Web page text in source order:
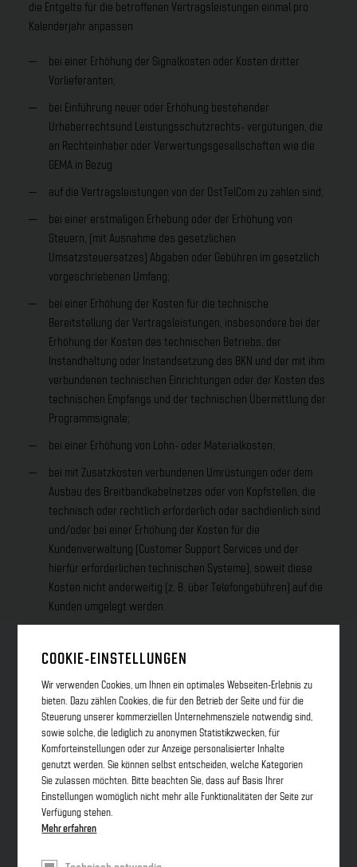
die Entgelte für die betroffenen Vertragsleistungen einmal pro
Kalenderjahr anpassen
bei einer Erhöhung der Signalkosten oder Kosten dritter
Vorlieferanten;
bei Einführung neuer oder Erhöhung bestehender
Urheberrechtsund Leistungsschutzrechts- vergütungen, die
an Rechteinhaber oder Verwertungsgesellschaften wie die
GEMA in Bezug
auf die Vertragsleistungen von der OstTelCom zu zahlen sind;
bei einer erstmaligen Erhebung oder der Erhöhung von
Steuern, (mit Ausnahme des gesetzlichen
Umsatzsteuersatzes) Abgaben oder Gebühren im gesetzlich
vorgeschriebenen Umfang;
bei einer Erhöhung der Kosten für die technische
Bereitstellung der Vertragsleistungen, insbesondere bei der
Erhöhung der Kosten des technischen Betriebs, der
Instandhaltung oder Instandsetzung des BKN und der mit ihm
verbundenen technischen Einrichtungen oder der Kosten des
technischen Empfangs und der technischen Übermittlung der
Programmsignale;
bei einer Erhöhung von Lohn- oder Materialkosten;
bei mit Zusatzkosten verbundenen Umrüstungen oder dem
Ausbau des Breitbandkabelnetzes oder von Kopfstellen, die
technisch oder rechtlich erforderlich oder sachdienlich sind
und/oder bei einer Erhöhung der Kosten für die
Kundenverwaltung (Customer Support Services und der
hierfür erforderlichen technischen Systeme), soweit diese
Kosten nicht anderweitig (z. B. über Telefongebühren) auf die
Kunden umgelegt werden.
bis zur Höhe der auf die Vertragsleistungen entfallenden
Kostenerhöhung;
gemäß dem Anteil, den der erhöhte Kostenbestandteil an den
auf die Vertragsleistungen
entfallenden Gesamtkosten hat;
wenn die Änderungen der Kosten auf Umständen beruhen, die
COOKIE-EINSTELLUNGEN
Wir verwenden Cookies, um Ihnen ein optimales Webseiten-Erlebnis zu
bieten. Dazu zählen Cookies, die für den Betrieb der Seite und für die
Steuerung unserer kommerziellen Unternehmensziele notwendig sind,
sowie solche, die lediglich zu anonymen Statistikzwecken, für
Komforteinstellungen oder zur Anzeige personalisierter Inhalte
genutzt werden. Sie können selbst entscheiden, welche Kategorien
Sie zulassen möchten. Bitte beachten Sie, dass auf Basis Ihrer
Einstellungen womöglich nicht mehr alle Funktionalitäten der Seite zur
Verfügung stehen.
Mehr erfahren